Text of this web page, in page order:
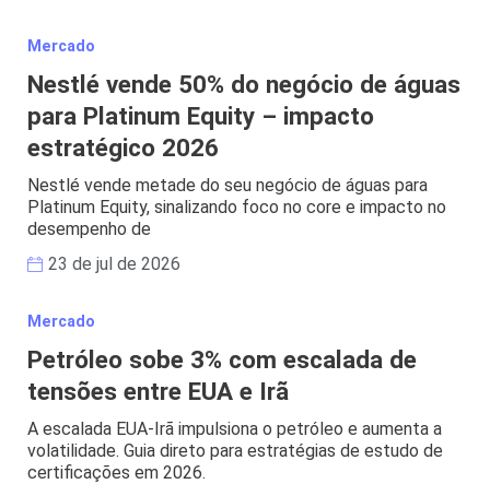
Mercado
Nestlé vende 50% do negócio de águas
para Platinum Equity – impacto
estratégico 2026
Nestlé vende metade do seu negócio de águas para
Platinum Equity, sinalizando foco no core e impacto no
desempenho de
23 de jul de 2026
Mercado
Petróleo sobe 3% com escalada de
tensões entre EUA e Irã
A escalada EUA-Irã impulsiona o petróleo e aumenta a
volatilidade. Guia direto para estratégias de estudo de
certificações em 2026.